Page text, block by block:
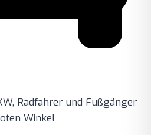
Radfahrer und Fußgänger
Winkel